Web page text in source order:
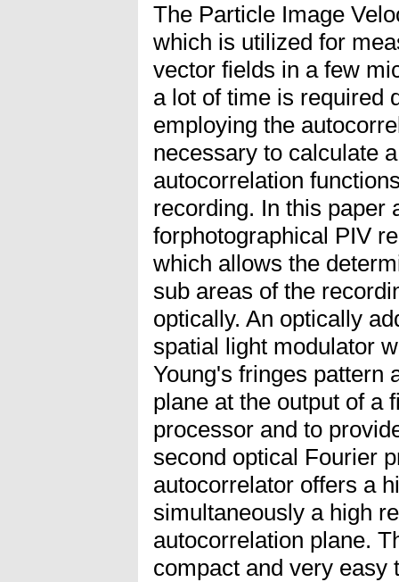
The Particle Image
which is utilized for
vector fields in a few
a lot of time is required
employing the
necessary to calculate
autocorrelation
recording. In this paper
forphotographical PIV
which allows the
sub areas of the
optically. An optically
spatial light modulator
Young's fringes pattern
plane at the output of a
processor and to
second optical Fourier
autocorrelator offers a
simultaneously a high
autocorrelation plane.
compact and very easy